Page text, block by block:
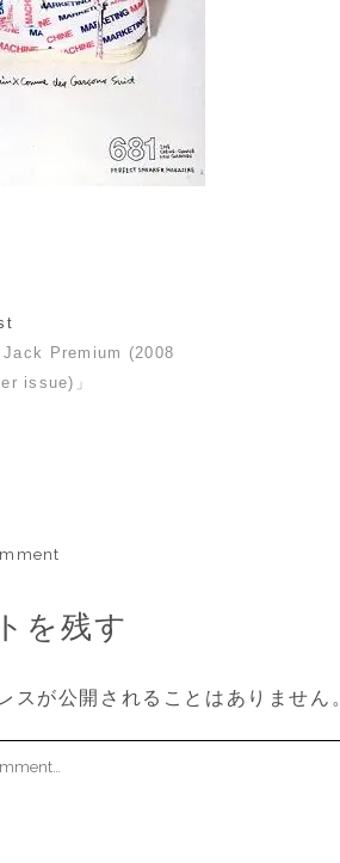
Jack Premium (2008
issue)」
を残す
スが公開されることはありません